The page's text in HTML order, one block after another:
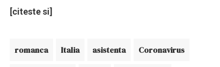
[citeste si]
romanca Italia asistenta Coronavirus